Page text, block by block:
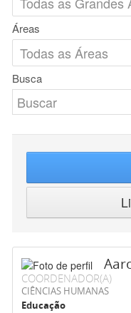
Áreas
Busca
COORDENADOR(A)
CIÊNCIAS HUMANAS
Educação